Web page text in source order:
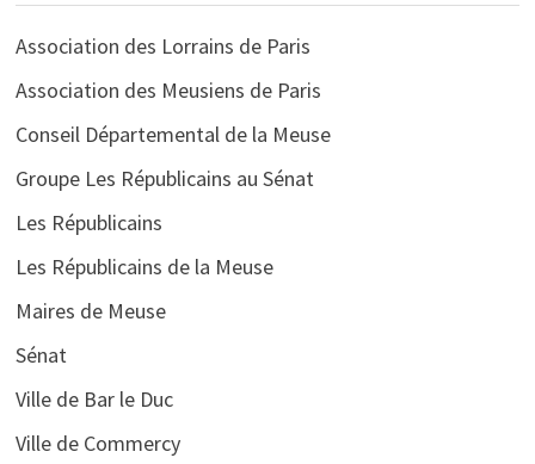
Association des Lorrains de Paris
Association des Meusiens de Paris
Conseil Départemental de la Meuse
Groupe Les Républicains au Sénat
Les Républicains
Les Républicains de la Meuse
Maires de Meuse
Sénat
Ville de Bar le Duc
Ville de Commercy